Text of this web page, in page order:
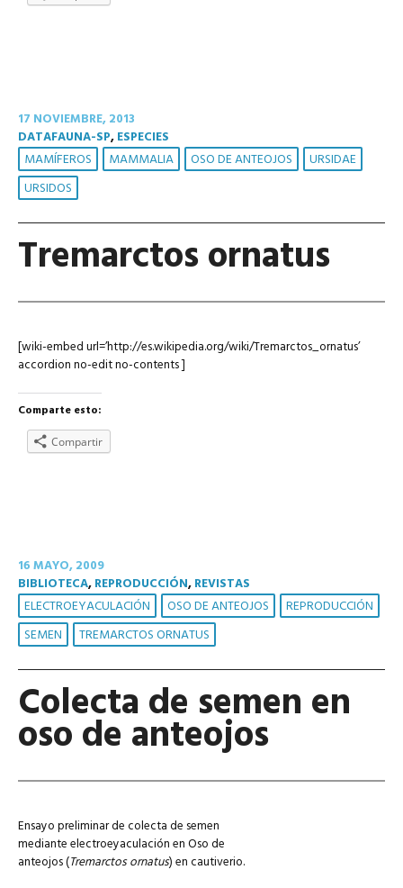
17 NOVIEMBRE, 2013
DATAFAUNA-SP,ESPECIES
MAMÍFEROS MAMMALIA OSO DE ANTEOJOS
URSIDAE
URSIDOS
Tremarctos ornatus
[wiki-embed url=’http://es.wikipedia.org/wiki/Tremarctos_ornatus’
accordion no-edit no-contents ]
Comparte esto:
Compartir
16 MAYO, 2009
BIBLIOTECA,REPRODUCCIÓN,REVISTAS
ELECTROEYACULACIÓN OSO DE ANTEOJOS
REPRODUCCIÓN
SEMEN
TREMARCTOS ORNATUS
Colecta de semen en
oso de anteojos
Ensayo preliminar de colecta de semen
mediante electroeyaculación en Oso de
anteojos (Tremarctos ornatus) en cautiverio.